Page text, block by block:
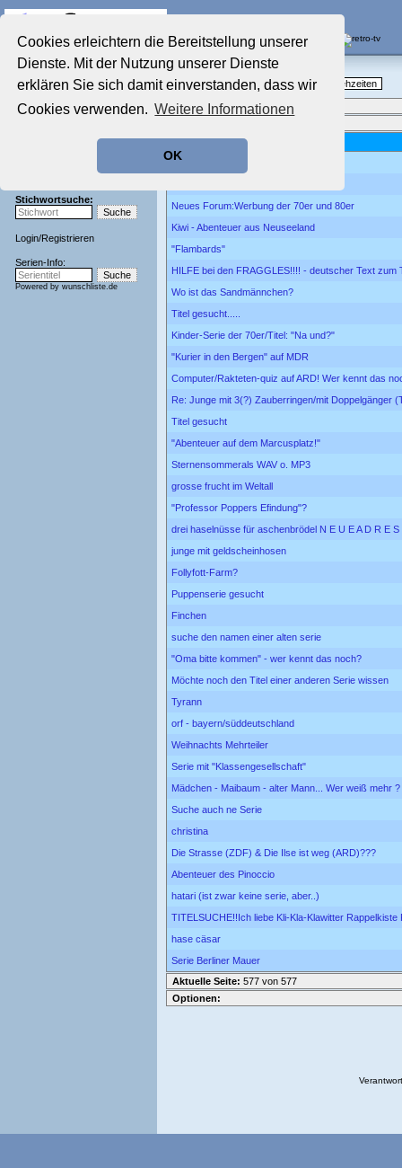
Cookies erleichtern die Bereitstellung unserer
Dienste. Mit der Nutzung unserer Dienste
erklären Sie sich damit einverstanden, dass wir
Cookies verwenden. Weitere Informationen
OK
Startseite
Aktuelles Forum
Film-Forum
Zeichentrick-Forum
Stichwortsuche:
Login/Registrieren
Serien-Info:
Powered by wunschliste.de
Nostalgieecke
TV-Erinnerungen an gute, alte Fernsehzeiten
Neues Thema • Neueste Beiträge
Betreff
Spuk von draussen
Neues Forum:Werbung der 70er und 80er
Kiwi - Abenteuer aus Neuseeland
"Flambards"
HILFE bei den FRAGGLES!!!! - deutscher Text zum
Wo ist das Sandmännchen?
Titel gesucht.....
Kinder-Serie der 70er/Titel: "Na und?"
"Kurier in den Bergen" auf MDR
Computer/Rakteten-quiz auf ARD! Wer kennt das
Re: Junge mit 3(?) Zauberringen/mit Doppelgänger
Titel gesucht
"Abenteuer auf dem Marcusplatz!"
Sternensommerals WAV o. MP3
grosse frucht im Weltall
"Professor Poppers Efindung"?
drei haselnüsse für aschenbrödel N E U E A D R E S
junge mit geldscheinhosen
Follyfott-Farm?
Puppenserie gesucht
Finchen
suche den namen einer alten serie
"Oma bitte kommen" - wer kennt das noch?
Möchte noch den Titel einer anderen Serie wissen
Tyrann
orf - bayern/süddeutschland
Weihnachts Mehrteiler
Serie mit "Klassengesellschaft"
Mädchen - Maibaum - alter Mann... Wer weiß mehr ?
Suche auch ne Serie
christina
Die Strasse (ZDF) & Die Ilse ist weg (ARD)???
Abenteuer des Pinoccio
hatari (ist zwar keine serie, aber..)
TITELSUCHE!!Ich liebe Kli-Kla-Klawitter Rappelkiste
hase cäsar
Serie Berliner Mauer
Aktuelle Seite: 577 von 577
Optionen: